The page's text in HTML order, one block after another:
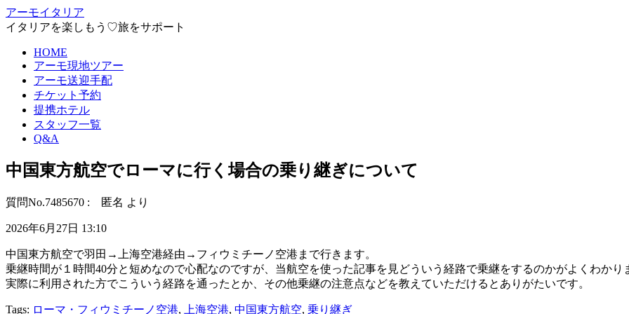
アーモイタリア
イタリアを楽しもう♡旅をサポート
HOME
アーモ現地ツアー
アーモ送迎手配
チケット予約
提携ホテル
スタッフ一覧
Q&A
中国東方航空でローマに行く場合の乗り継ぎについて
質問No.7485670 : 匿名 より
2026年6月27日 13:10
中国東方航空で羽田→上海空港経由→フィウミチーノ空港まで行きます。
乗継時間が１時間40分と短めなので心配なのですが、当航空を使った記事を見どういう経路で乗継をするのかがよくわかり
実際に利用された方でこういう経路を通ったとか、その他乗継の注意点などを教えていただけるとありがたいです。
Tags: ローマ・フィウミチーノ空港, 上海空港, 中国東方航空, 乗り継ぎ